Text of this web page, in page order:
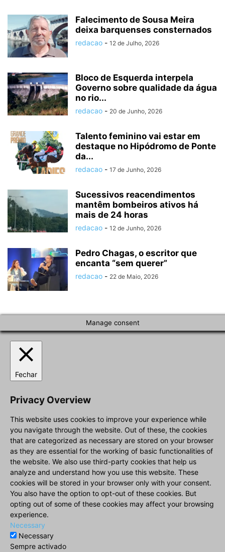
Falecimento de Sousa Meira
deixa barquenses consternados
redacao - 12 de Julho, 2026
Bloco de Esquerda interpela
Governo sobre qualidade da água
no rio...
redacao - 20 de Junho, 2026
Talento feminino vai estar em
destaque no Hipódromo de Ponte
da...
redacao - 17 de Junho, 2026
Sucessivos reacendimentos
mantêm bombeiros ativos há
mais de 24 horas
redacao - 12 de Junho, 2026
Pedro Chagas, o escritor que
encanta “sem querer”
redacao - 22 de Maio, 2026
Manage consent
Fechar
Privacy Overview
This website uses cookies to improve your experience while
you navigate through the website. Out of these, the cookies
that are categorized as necessary are stored on your browser
as they are essential for the working of basic functionalities of
the website. We also use third-party cookies that help us
analyze and understand how you use this website. These
cookies will be stored in your browser only with your consent.
You also have the option to opt-out of these cookies. But
opting out of some of these cookies may affect your browsing
experience.
Necessary
Necessary
Sempre activado